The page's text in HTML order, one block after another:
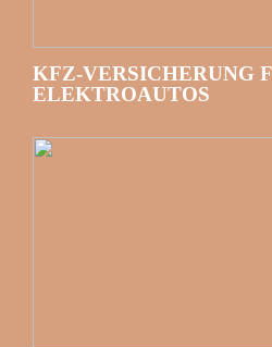
KFZ-VERSICHERUNG
ELEKTROAUTOS